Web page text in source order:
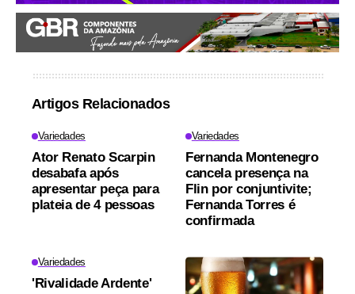
Artigos Relacionados
Variedades
Ator Renato Scarpin
desabafa após
apresentar peça para
plateia de 4 pessoas
Variedades
Fernanda Montenegro
cancela presença na
Flin por conjuntivite;
Fernanda Torres é
confirmada
Variedades
'Rivalidade Ardente'